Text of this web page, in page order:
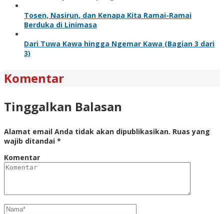
Tosen, Nasirun, dan Kenapa Kita Ramai-Ramai
Berduka di Linimasa
Dari Tuwa Kawa hingga Ngemar Kawa (Bagian 3 dari
3)
Komentar
Tinggalkan Balasan
Alamat email Anda tidak akan dipublikasikan. Ruas yang
wajib ditandai *
Komentar